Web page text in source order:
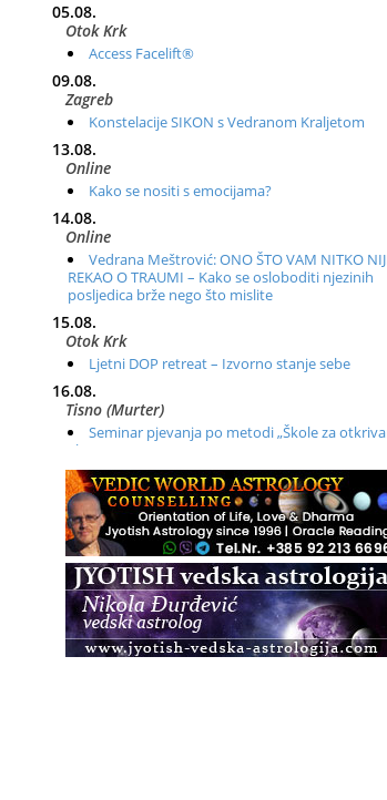
05.08.
Otok Krk
Access Facelift®
09.08.
Zagreb
Konstelacije SIKON s Vedranom Kraljetom
13.08.
Online
Kako se nositi s emocijama?
14.08.
Online
Vedrana Meštrović: ONO ŠTO VAM NITKO
REKAO O TRAUMI – Kako se osloboditi njezinih
posljedica brže nego što mislite
15.08.
Otok Krk
Ljetni DOP retreat – Izvorno stanje sebe
16.08.
Tisno (Murter)
Seminar pjevanja po metodi „Škole za
glasa“
20.08.
Online
Radionica: Pomagači iz drugih dimenzija
otvoreno za sve
21.08.
Zagreb+Online
Osnovni ThetaHealing® tečaj, Zagreb i Online
22.08.
Pula